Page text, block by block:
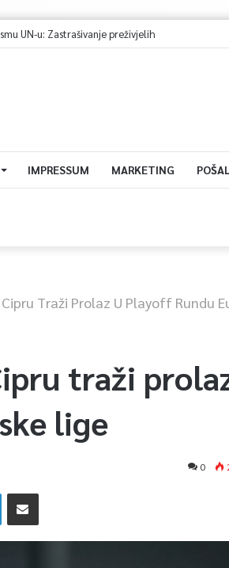
UN-u: Zastrašivanje preživjelih
IMPRESSUM MARKETING
Traži Prolaz U Playoff Rundu
traži
lige
0